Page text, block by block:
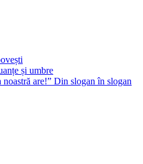
și umbre
are!” Din slogan în slogan